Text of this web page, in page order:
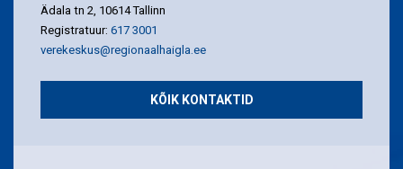
Ädala tn 2, 10614 Tallinn
Registratuur: 617 3001
verekeskus@regionaalhaigla.ee
KÕIK KONTAKTID